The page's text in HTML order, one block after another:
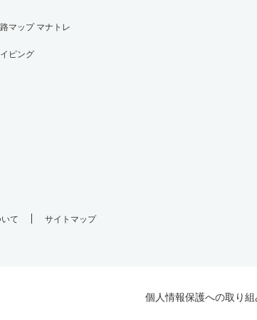
マップ マナトレ
ピング
て サイトマップ
個人情報保護への取り